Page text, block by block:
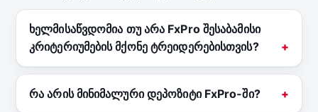
ხელმისაწვდომია თუ არა FxPro შესაბამისი
კრიტერიუმების მქონე ტრეიდერებისთვის?
რა არის მინიმალური დეპოზიტი FxPro-ში?